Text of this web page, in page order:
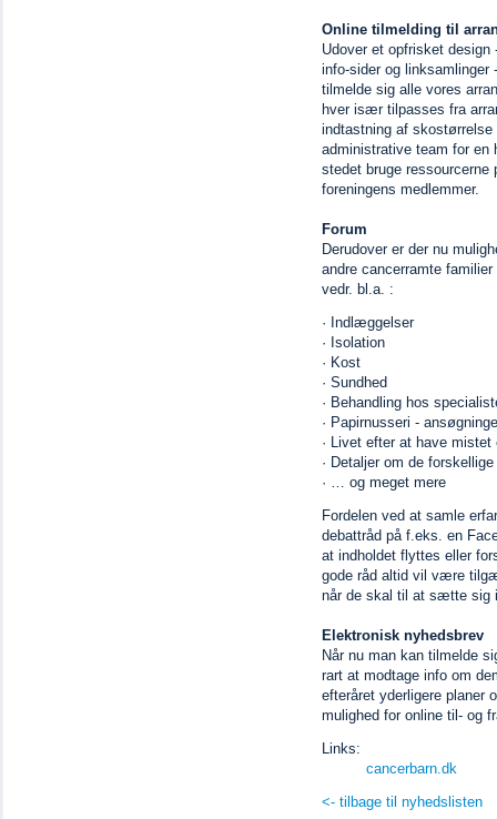
Online tilmelding til
Udover et opfrisket design
info-sider og linksamlinger
tilmelde sig alle vores
hver især tilpasses fra
indtastning af
administrative team for en
stedet bruge ressourcerne
foreningens medlemmer.
Forum
Derudover er der nu
andre cancerramte
vedr. bl.a. :
· Indlæggelser
· Isolation
· Kost
· Sundhed
· Behandling hos
· Papirnusseri -
· Livet efter at have mistet
· Detaljer om de
· … og meget mere
Fordelen ved at samle
debattråd på f.eks. en
at indholdet flyttes eller
gode råd altid vil være
når de skal til at sætte sig
Elektronisk nyhedsbrev
Når nu man kan tilmelde
rart at modtage info om
efteråret yderligere planer
mulighed for online til- og
Links:
cancerbarn.dk
<- tilbage til nyhedslisten